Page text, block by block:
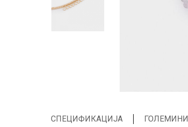
СПЕЦИФИКАЦИЈА ГОЛЕМИНИ